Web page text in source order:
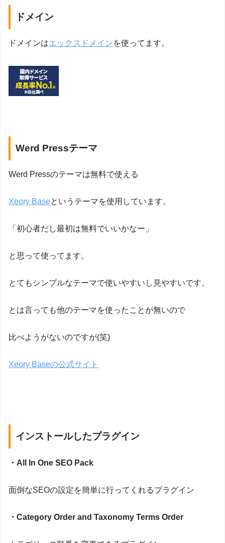
ドメイン
ドメインはエックスドメインを使ってます。
Werd Pressテーマ
Werd Pressのテーマは無料で使える
Xeory Baseというテーマを使用しています。
「初心者だし最初は無料でいいかなー」
と思って使ってます。
とてもシンプルなテーマで使いやすいし見やすいです。
とは言っても他のテーマを使ったことが無いので
比べようがないのですが(笑)
Xeory Baseの公式サイト
インストールしたプラグイン
・All In One SEO Pack
面倒なSEOの設定を簡単に行ってくれるプラグイン
・Category Order and Taxonomy Terms Order